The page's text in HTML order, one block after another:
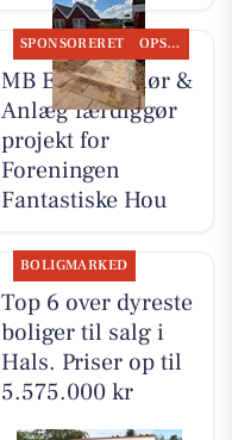
SPONSORERET OPSLAGSTAVLEN
MB Entreprenør &
Anlæg færdiggør
projekt for
Foreningen
Fantastiske Hou
BOLIGMARKED
Top 6 over dyreste
boliger til salg i
Hals. Priser op til
5.575.000 kr